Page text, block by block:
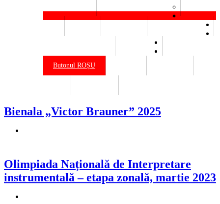
Butonul ROȘU
Bienala „Victor Brauner” 2025
Olimpiada Națională de Interpretare
instrumentală – etapa zonală, martie 2023